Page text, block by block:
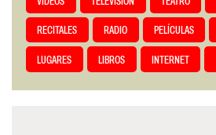
RECITALES RADIO PELÍCULAS
LUGARES LIBROS INTERNET